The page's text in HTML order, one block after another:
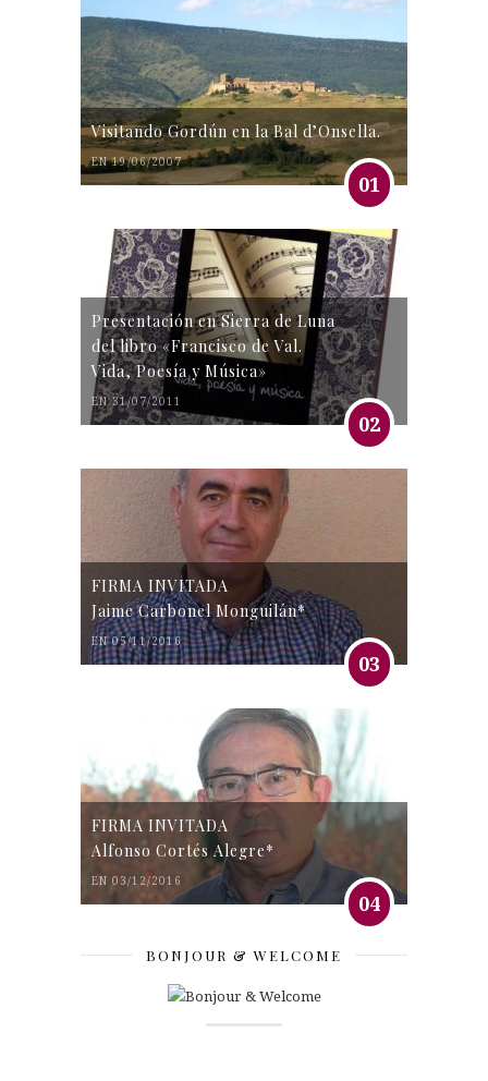
Visitando Gordún en la Bal d’Onsella.
EN 19/06/2007
01
Presentación en Sierra de Luna
del libro «Francisco de Val.
Vida, Poesía y Música»
EN 31/07/2011
02
FIRMA INVITADA
Jaime Carbonel Monguilán*
EN 05/11/2016
03
FIRMA INVITADA
Alfonso Cortés Alegre*
EN 03/12/2016
04
BONJOUR & WELCOME